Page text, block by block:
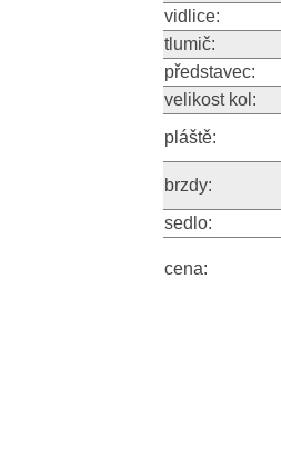
vidlice:
tlumič:
představec:
velikost kol:
pláště:
brzdy:
sedlo:
cena: